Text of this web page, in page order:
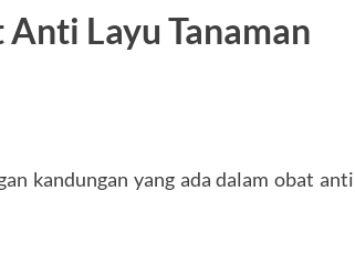
Layu Tanaman
kandungan yang ada dalam obat anti